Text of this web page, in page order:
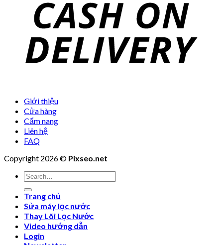
Giới thiệu
Cửa hàng
Cẩm nang
Liên hệ
FAQ
Copyright 2026 © Pixseo.net
Search
for:
Trang chủ
Sửa máy lọc nước
Thay Lõi Lọc Nước
Video hướng dẫn
Login